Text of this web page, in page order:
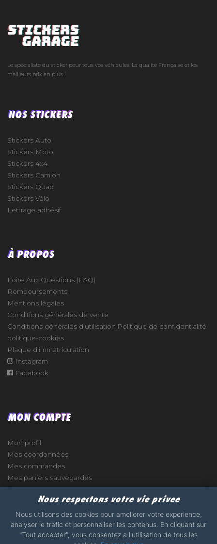
Le spécialiste du sticker pour tous vos véhicules. La qualité Française et les
meilleurs prix en plus !
NOS STICKERS
Stickers Auto
Stickers Moto
Stickers 4x4
Stickers Camion
Stickers Quad
Stickers Vélo
Lettrage adhésif
À PROPOS
Foire Aux Questions (FAQ)
Remboursements
Mentions légales
Conditions générales de vente
Conditions générales d'utilisation Politique de confidentialité
politique-cookies
Plaque d'immatriculation
Instagram
Facebook
MON COMPTE
Mon profil
Mes coordonnées
Mes commandes
Mes paniers sauvegardés
Nous respectons votre vie privee
Nous utilisons des cookies pour ameliorer votre experience,
analyser le trafic et personnaliser les contenus. En cliquant sur
"Tout accepter", vous consentez a l'utilisation de tous les